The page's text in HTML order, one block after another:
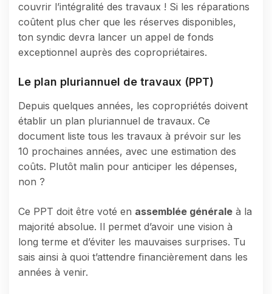
couvrir l’intégralité des travaux ! Si les réparations
coûtent plus cher que les réserves disponibles,
ton syndic devra lancer un appel de fonds
exceptionnel auprès des copropriétaires.
Le plan pluriannuel de travaux (PPT)
Depuis quelques années, les copropriétés doivent
établir un plan pluriannuel de travaux. Ce
document liste tous les travaux à prévoir sur les
10 prochaines années, avec une estimation des
coûts. Plutôt malin pour anticiper les dépenses,
non ?
Ce PPT doit être voté en assemblée générale à la
majorité absolue. Il permet d’avoir une vision à
long terme et d’éviter les mauvaises surprises. Tu
sais ainsi à quoi t’attendre financièrement dans les
années à venir.